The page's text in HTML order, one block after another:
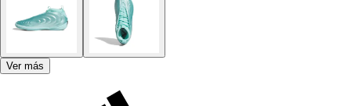
Ver más